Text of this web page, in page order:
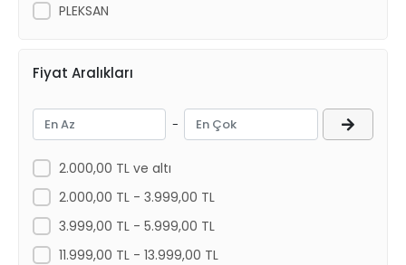
PLEKSAN
Fiyat Aralıkları
-
2.000,00 TL ve altı
2.000,00 TL - 3.999,00 TL
3.999,00 TL - 5.999,00 TL
11.999,00 TL - 13.999,00 TL